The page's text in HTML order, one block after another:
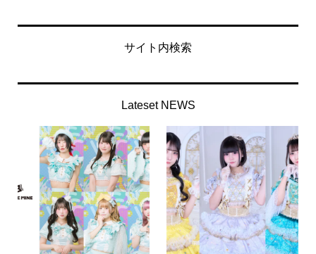
サイト内検索
Lateset NEWS